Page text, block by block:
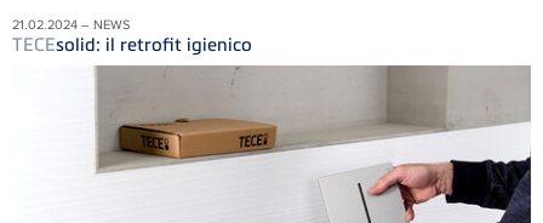
21.02.2024 – NEWS
TECEsolid: il retrofit igienico